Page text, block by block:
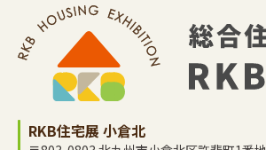
RKB住宅展 小倉北